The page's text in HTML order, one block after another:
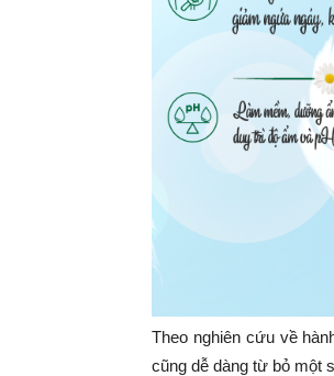
Theo nghiên cứu về
cũng dễ dàng từ bỏ một